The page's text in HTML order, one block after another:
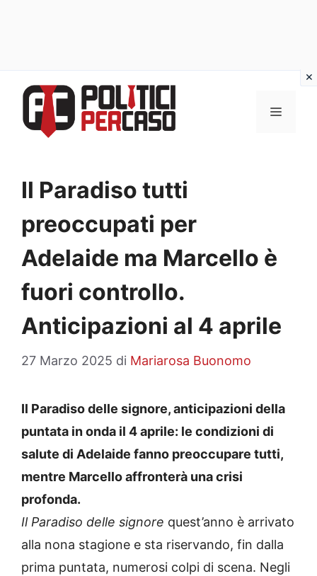
contenuto
MENU
Il Paradiso tutti
preoccupati per
Adelaide ma Marcello è
fuori controllo.
Anticipazioni al 4 aprile
27 Marzo 2025 di Mariarosa Buonomo
Il Paradiso delle signore, anticipazioni della
puntata in onda il 4 aprile: le condizioni di
salute di Adelaide fanno preoccupare tutti,
mentre Marcello affronterà una crisi
profonda.
Il Paradiso delle signore quest’anno è arrivato
alla nona stagione e sta riservando, fin dalla
prima puntata, numerosi colpi di scena. Negli